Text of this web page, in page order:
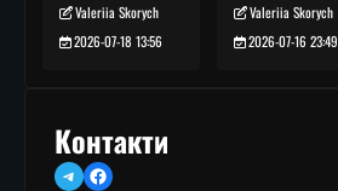
Valeriia Skorych
2026-07-18 13:56
Valeriia Skorych
2026-07-16 23:49
Контакти
TelegramFacebook